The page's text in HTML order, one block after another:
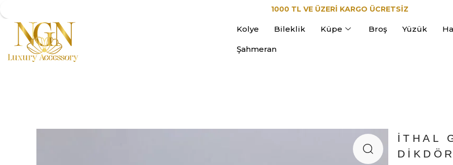
1000 TL VE ÜZERİ KARGO ÜCRETSİZ
Kolye Bileklik Küpe Broş Yüzük
Şahmeran
İTHAL